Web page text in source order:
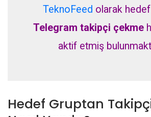
TeknoFeed olarak
Telegram takipçi çekme
aktif etmiş
Hedef Gruptan